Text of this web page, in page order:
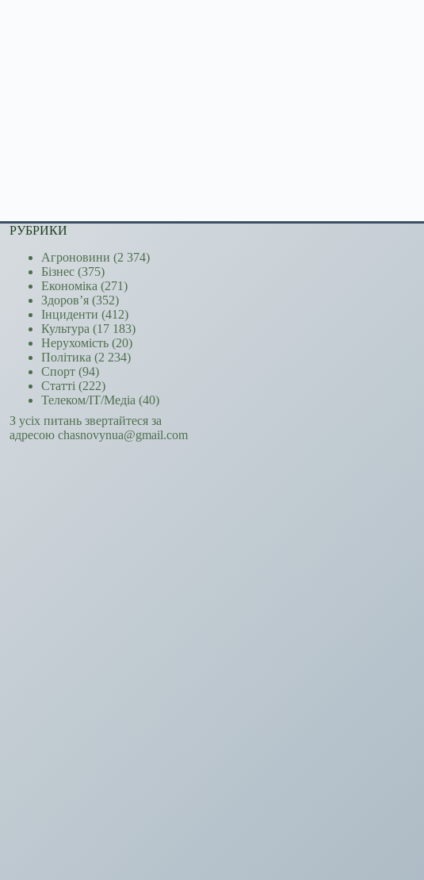
РУБРИКИ
Агроновини (2 374)
Бізнес (375)
Економіка (271)
Здоров’я (352)
Інциденти (412)
Культура (17 183)
Нерухомість (20)
Політика (2 234)
Спорт (94)
Статті (222)
Телеком/ІТ/Медіа (40)
З усіх питань звертайтеся за
адресою chasnovynua@gmail.com